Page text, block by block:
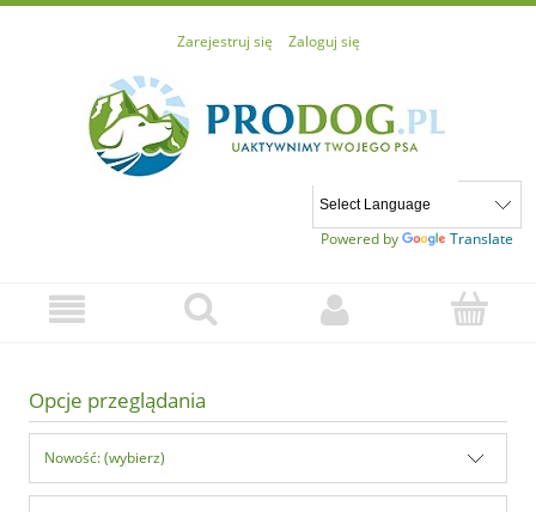
Zarejestruj się Zaloguj się
Powered by Translate
Opcje przeglądania
Nowość: (wybierz)